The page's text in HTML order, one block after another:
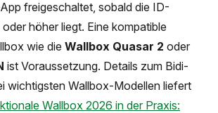
freigeschaltet, sobald die ID-
höher liegt. Eine kompatible
wie die Wallbox Quasar 2 oder
ist Voraussetzung. Details zum Bidi-
wichtigsten Wallbox-Modellen liefert
Wallbox 2026 in der Praxis: